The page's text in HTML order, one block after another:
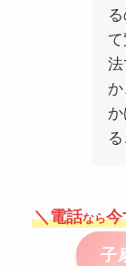
＼電話なら今
子